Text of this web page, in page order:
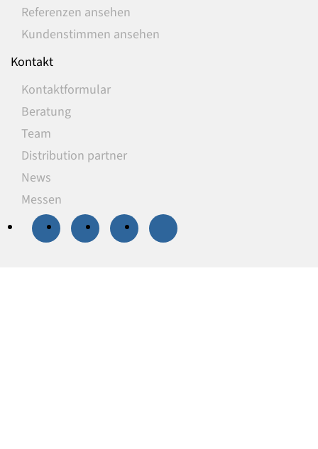
Referenzen ansehen
Kundenstimmen ansehen
Kontakt
Kontaktformular
Beratung
Team
Distribution partner
News
Messen